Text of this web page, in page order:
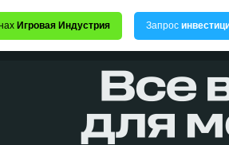
Игровая Индустрия Запрос